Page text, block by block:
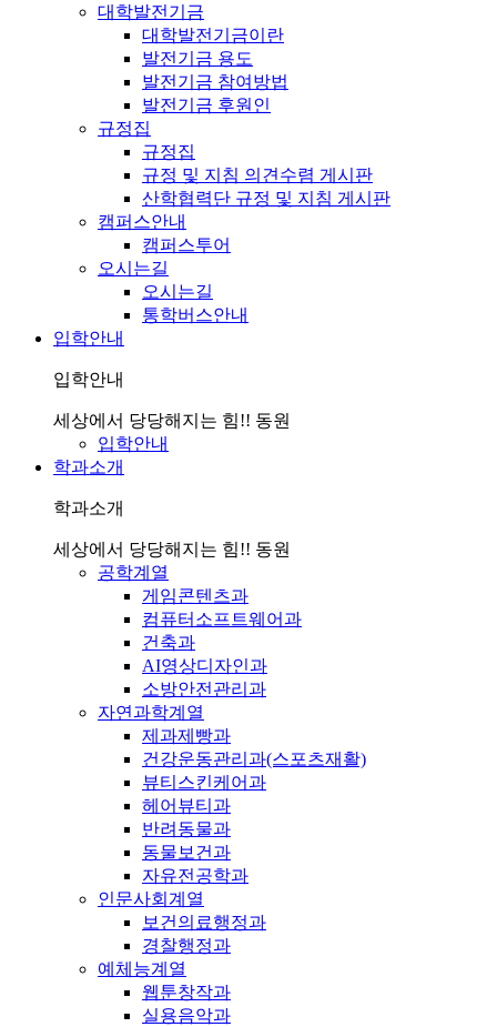
대학발전기금
대학발전기금이란
발전기금 용도
발전기금 참여방법
발전기금 후원인
규정집
규정집
규정 및 지침 의견수렴 게시판
산학협력단 규정 및 지침 게시판
캠퍼스안내
캠퍼스투어
오시는길
오시는길
통학버스안내
입학안내
입학안내
세상에서 당당해지는 힘!! 동원
입학안내
학과소개
학과소개
세상에서 당당해지는 힘!! 동원
공학계열
게임콘텐츠과
컴퓨터소프트웨어과
건축과
AI영상디자인과
소방안전관리과
자연과학계열
제과제빵과
건강운동관리과(스포츠재활)
뷰티스킨케어과
헤어뷰티과
반려동물과
동물보건과
자유전공학과
인문사회계열
보건의료행정과
경찰행정과
예체능계열
웹툰창작과
실용음악과